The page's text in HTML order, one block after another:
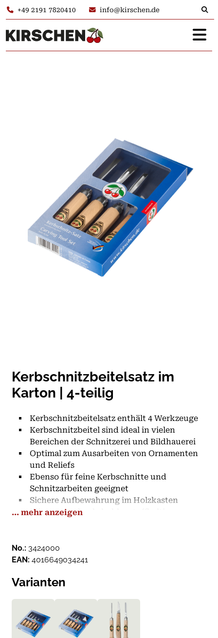
+49 2191 7820410 info@kirschen.de
Kerbschnitzbeitelsatz im
Karton | 4-teilig
Kerbschnitzbeitelsatz enthält 4 Werkzeuge
Kerbschnitzbeitel sind ideal in vielen
Bereichen der Schnitzerei und Bildhauerei
Optimal zum Ausarbeiten von Ornamenten
und Reliefs
Ebenso für feine Kerbschnitte und
Schnitzarbeiten geeignet
Sichere Aufbewahrung im Holzkasten
Klingen aus hoch-kohlenstoffhaltigem
... mehr anzeigen
No.: 3424000
EAN: 4016649034241
Varianten